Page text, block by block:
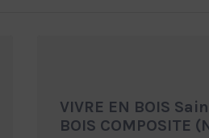
VIVRE EN BOIS
BOIS COMPOSITE